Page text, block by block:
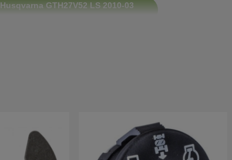
GTH27V52 LS 2010-03